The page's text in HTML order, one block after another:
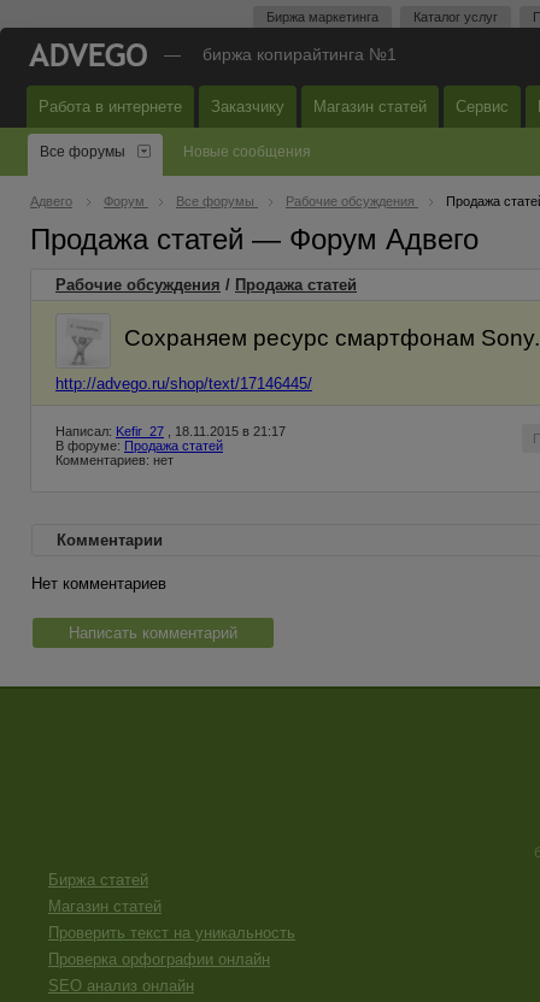
Биржа маркетинга Каталог услуг
— биржа копирайтинга №1
Работа в интернете Заказчику Магазин статей Сервис
Все форумы Новые сообщения
Адвего Форум Все форумы Рабочие обсуждения Продажа
Продажа статей — Форум Адвего
Рабочие обсуждения / Продажа статей
Сохраняем ресурс смартфонам
http://advego.ru/shop/text/17146445/
Написал: Kefir_27 , 18.11.2015 в 21:17
В форуме: Продажа статей
Комментариев: нет
Комментарии
Нет комментариев
Написать комментарий
Биржа статей
Магазин статей
Проверить текст на уникальность
Проверка орфографии онлайн
SEO анализ онлайн